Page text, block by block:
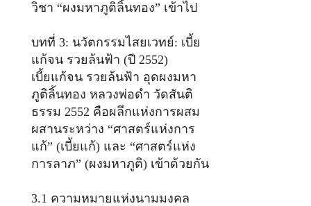
วิชา “ผงมหาภูติลิ้นทอง” เข้าไป
บทที่ 3: นวัตกรรมไสยเวทย์: เบี้ย
แก้จน รวยล้นฟ้า (ปี 2552)
เบี้ยแก้จน รวยล้นฟ้า อุดผงมหา
ภูติลิ้นทอง หลวงพ่อดำ วัดสันติ
ธรรม 2552 คือผลึกแห่งการผสม
ผสานระหว่าง “ศาสตร์แห่งการ
แก้” (เบี้ยแก้) และ “ศาสตร์แห่ง
การลาภ” (ผงมหาภูติ) เข้าด้วยกัน
3.1 ความหมายแห่งนามมงคล